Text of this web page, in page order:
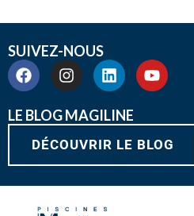
SUIVEZ-NOUS
F
a
e
b
o
I
n
t
a
g
r
L
i
k
e
d
i
Y
o
u
b
e
LE BLOG MAGILINE
DÉCOUVRIR LE BLOG